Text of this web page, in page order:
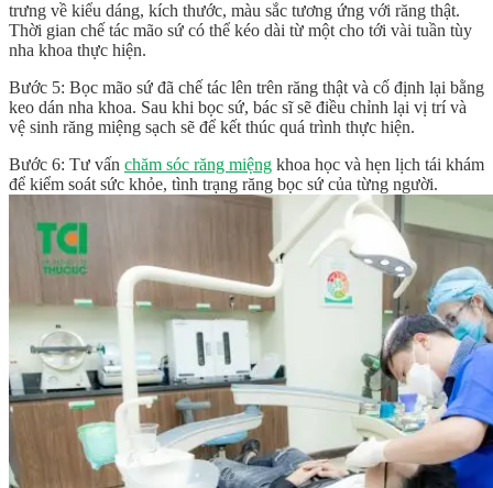
trưng về kiểu dáng, kích thước, màu sắc tương ứng với răng thật.
Thời gian chế tác mão sứ có thể kéo dài từ một cho tới vài tuần tùy
nha khoa thực hiện.
Bước 5: Bọc mão sứ đã chế tác lên trên răng thật và cố định lại bằng
keo dán nha khoa. Sau khi bọc sứ, bác sĩ sẽ điều chỉnh lại vị trí và
vệ sinh răng miệng sạch sẽ để kết thúc quá trình thực hiện.
Bước 6: Tư vấn chăm sóc răng miệng khoa học và hẹn lịch tái khám
để kiểm soát sức khỏe, tình trạng răng bọc sứ của từng người.